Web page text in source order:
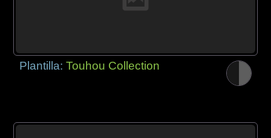
Plantilla:Touhou Collection